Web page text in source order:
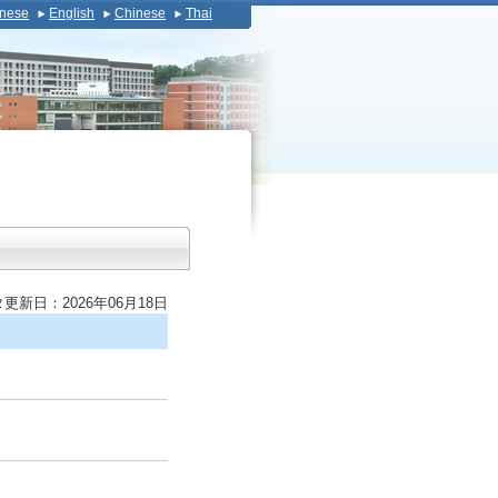
English Chinese Thai
更新日：2026年06月18日